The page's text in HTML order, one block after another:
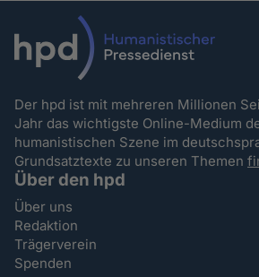
Der hpd ist mit mehreren Millionen
Jahr das wichtigste Online-Medium
humanistischen Szene im
Grundsatztexte zu unseren Themen
Über den hpd
Über uns
Redaktion
Trägerverein
Spenden